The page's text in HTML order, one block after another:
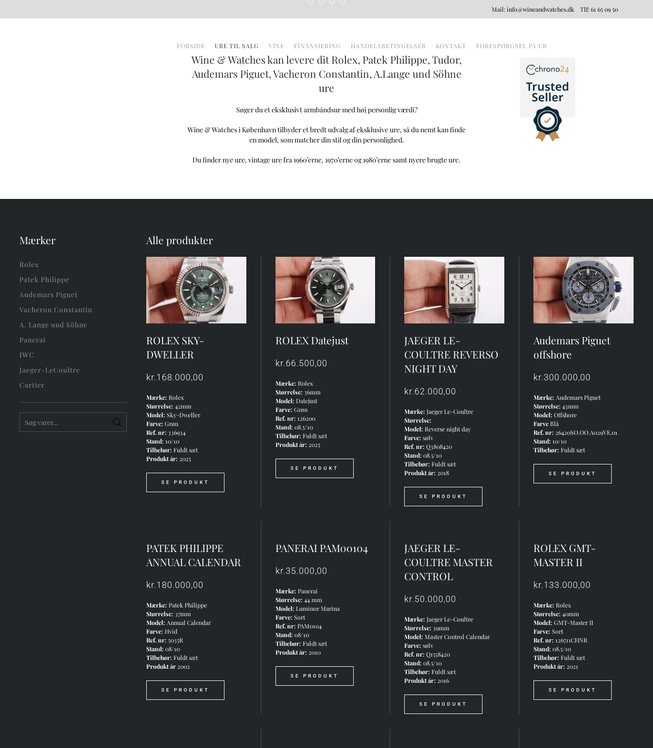
Mail:info@wineandwatches.dk Tlf:61 65 09 50
FORSIDE URE TIL SALG VINE FINANSIERING HANDELSBETINGELSER KONTAKT FORESPØRGSEL PÅ UR
Vores sortiment
Vores sortiment
Vores sortiment
Vores sortiment
Vores sortiment
Wine & Watches kan levere dit Rolex, Patek Philippe, Tudor,
Audemars Piguet, Vacheron Constantin, A.Lange und Söhne
ure
Søger du et eksklusivt armbåndsur med høj personlig værdi?
Wine & Watches i København tilbyder et bredt udvalg af eksklusive ure, så du nemt kan finde
en model, som matcher din stil og din personlighed.
Du finder nye ure, vintage ure fra 1960’erne, 1970’erne og 1980’erne samt nyere brugte ure.
Mærker
Rolex
Patek Philippe
Audemars Piguet
Vacheron Constantin
A. Lange und Söhne
Panerai
IWC
Jaeger-LeCoultre
Cartier
efter:
Alle produkter
ROLEX SKY-
DWELLER
kr.168.000,00
Mærke: Rolex
Størrelse: 42mm
Model: Sky-Dweller
Farve: Grøn
Ref. nr: 336934
Stand: 10/10
Tilbehør: Fuldt sæt
Produkt år: 2025
SE PRODUKT
ROLEX Datejust
kr.66.500,00
Mærke: Rolex
Størrelse: 36mm
Model: Datejust
Farve: Grøn
Ref. nr: 126200
Stand: 08.5/10
Tilbehør: Fuldt sæt
Produkt år: 2025
SE PRODUKT
JAEGER LE-
COULTRE REVERSO
NIGHT DAY
kr.62.000,00
Mærke: Jaeger Le-Coultre
Størrelse:
Model: Reverse night day
Farve: sølv
Ref. nr: Q3808420
Stand: 08.5/10
Tilbehør: Fuldt sæt
Produkt år:2018
SE PRODUKT
Audemars Piguet
offshore
kr.300.000,00
Mærke: Audemars Piguet
Størrelse: 43mm
Model: Offshore
FarveBlå
Ref. nr: 26420SO.OO.A029VE.01
Stand: 10/10
Tilbehør: Fuldt sæt
SE PRODUKT
PATEK PHILIPPE
ANNUAL CALENDAR
kr.180.000,00
Mærke: Patek Philippe
Størrelse: 37mm
Model: Annual Calendar
Farve: Hvid
Ref. nr: 5035R
Stand: 08/10
Tilbehør: Fuldt sæt
Produkt år2002
SE PRODUKT
PANERAI PAM00104
kr.35.000,00
Mærke: Panerai
Størrelse: 44 mm
Model: Luminor Marina
Farve: Sort
Ref. nr: PAM0104
Stand: 08/10
Tilbehør: Fuldt sæt
Produkt år: 2010
SE PRODUKT
JAEGER LE-
COULTRE MASTER
CONTROL
kr.50.000,00
Mærke: Jaeger Le-Coultre
Størrelse:39mm
Model: Master Control Calendar
Farve: sølv
Ref. nr: Q1558420
Stand: 08.5/10
Tilbehør: Fuldt sæt
Produkt år:2016
SE PRODUKT
ROLEX GMT-
MASTER II
kr.133.000,00
Mærke: Rolex
Størrelse: 40mm
Model: GMT-Master II
Farve: Sort
Ref. nr: 126711CHNR
Stand: 08.5/10
Tilbehør: Fuldt sæt
Produkt år:2021
SE PRODUKT